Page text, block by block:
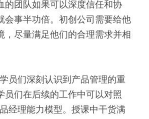
的团队如果可以深度信任和协
会事半功倍。初创公司需要给他
，尽量满足他们的合理需求并相
员们深刻认识到产品管理的重
员们在后续的工作中可以对照
经理能力模型。授课中干货满